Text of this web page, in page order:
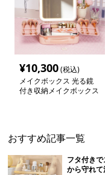
¥10,300(税込)
メイクボックス 光る鏡
付き収納メイクボックス
おすすめ記事一覧
フタ付き
から守れ